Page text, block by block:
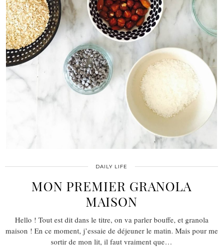
DAILY LIFE
MON PREMIER GRANOLA
MAISON
Hello ! Tout est dit dans le titre, on va parler bouffe, et granola
maison ! En ce moment, j’essaie de déjeuner le matin. Mais pour me
sortir de mon lit, il faut vraiment que…